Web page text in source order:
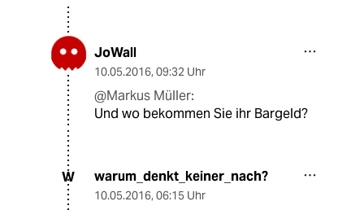
JoWall
10.05.2016, 09:32 Uhr
@Markus Müller:
Und wo bekommen Sie ihr Bargeld?
W warum_denkt_keiner_nach?
10.05.2016, 06:15 Uhr